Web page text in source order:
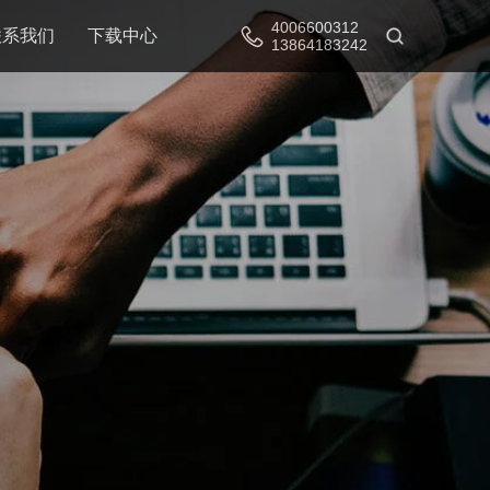
我们 下载中心
4006600312
13864183242